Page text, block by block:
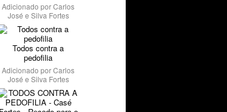
Adicionado porCarlos
José e Silva Fortes
Todos contra a
pedofilia
Adicionado porCarlos
José e Silva Fortes